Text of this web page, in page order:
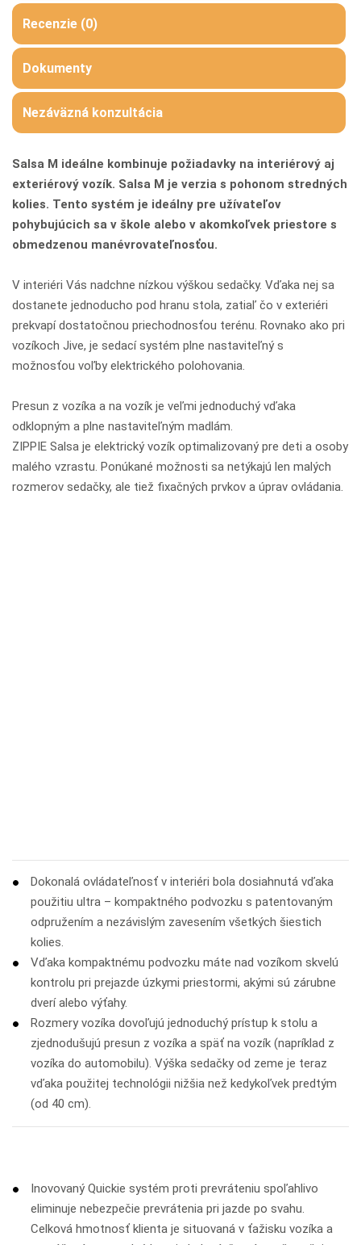
Recenzie (0)
Dokumenty
Nezáväzná konzultácia
Salsa M ideálne kombinuje požiadavky na interiérový aj
exteriérový vozík. Salsa M je verzia s pohonom stredných
kolies. Tento systém je ideálny pre užívateľov
pohybujúcich sa v škole alebo v akomkoľvek priestore s
obmedzenou manévrovateľnosťou.
V interiéri Vás nadchne nízkou výškou sedačky. Vďaka nej sa
dostanete jednoducho pod hranu stola, zatiaľ čo v exteriéri
prekvapí dostatočnou priechodnosťou terénu. Rovnako ako pri
vozíkoch Jive, je sedací systém plne nastaviteľný s
možnosťou voľby elektrického polohovania.
Presun z vozíka a na vozík je veľmi jednoduchý vďaka
odklopným a plne nastaviteľným madlám.
ZIPPIE Salsa je elektrický vozík optimalizovaný pre deti a osoby
malého vzrastu. Ponúkané možnosti sa netýkajú len malých
rozmerov sedačky, ale tiež fixačných prvkov a úprav ovládania.
Dokonalá ovládateľnosť v interiéri bola dosiahnutá vďaka
použitiu ultra – kompaktného podvozku s patentovaným
odpružením a nezávislým zavesením všetkých šiestich
kolies.
Vďaka kompaktnému podvozku máte nad vozíkom skvelú
kontrolu pri prejazde úzkymi priestormi, akými sú zárubne
dverí alebo výťahy.
Rozmery vozíka dovoľujú jednoduchý prístup k stolu a
zjednodušujú presun z vozíka a späť na vozík (napríklad z
vozíka do automobilu). Výška sedačky od zeme je teraz
vďaka použitej technológii nižšia než kedykoľvek predtým
(od 40 cm).
Inovovaný Quickie systém proti prevráteniu spoľahlivo
eliminuje nebezpečie prevrátenia pri jazde po svahu.
Celková hmotnosť klienta je situovaná v ťažisku vozíka a